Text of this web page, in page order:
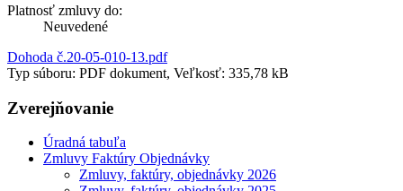
Platnosť zmluvy do:
Neuvedené
Dohoda č.20-05-010-13.pdf
Typ súboru: PDF dokument, Veľkosť: 335,78 kB
Zverejňovanie
Úradná tabuľa
Zmluvy Faktúry Objednávky
Zmluvy, faktúry, objednávky 2026